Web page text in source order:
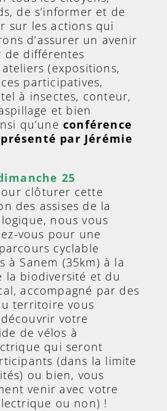
de s’informer et de
sur les actions qui
d’assurer un avenir
de différentes
(expositions,
participatives,
à insectes, conteur,
et bien
qu’une conférence
par Jérémie
25
clôturer cette
des assises de la
nous vous
vous pour une
cyclable
à Sanem (35km) à la
la biodiversité et du
accompagné par des
territoire vous
votre
de vélos à
qui seront
(dans la limite
ou bien, vous
venir avec votre
ou non) !